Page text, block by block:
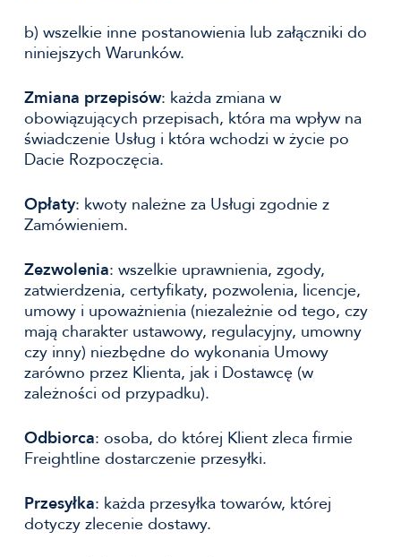
b) wszelkie inne postanowienia lub załączniki do
niniejszych Warunków.
Zmiana przepisów: każda zmiana w
obowiązujących przepisach, która ma wpływ na
świadczenie Usług i która wchodzi w życie po
Dacie Rozpoczęcia.
Opłaty: kwoty należne za Usługi zgodnie z
Zamówieniem.
Zezwolenia: wszelkie uprawnienia, zgody,
zatwierdzenia, certyfikaty, pozwolenia, licencje,
umowy i upoważnienia (niezależnie od tego, czy
mają charakter ustawowy, regulacyjny, umowny
czy inny) niezbędne do wykonania Umowy
zarówno przez Klienta, jak i Dostawcę (w
zależności od przypadku).
Odbiorca: osoba, do której Klient zleca firmie
Freightline dostarczenie przesyłki.
Przesyłka: każda przesyłka towarów, której
dotyczy zlecenie dostawy.